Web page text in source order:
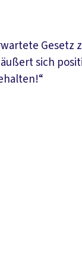
Gesetz
sich